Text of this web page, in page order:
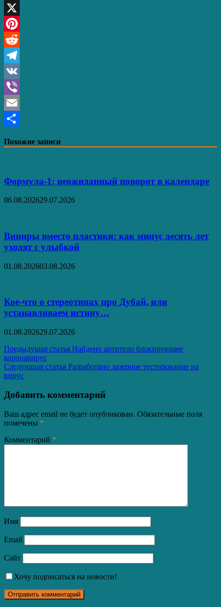
WhatsApp
X
Pinterest
Reddit
Telegram
VK
Viber
Email
Похожие записи
Формула-1: неожиданный поворот в календаре
06.08.202629.07.2026
Виниры вместо пластики: как минус десять лет
уходят с улыбкой
01.08.202603.08.2026
Кое-что о стереотипах про Дубай, или
устанавливаем истину…
01.08.202629.07.2026
Навигация
по
записям
Предыдущая статья Найдено антитело блокирующее
коронавирус
Следующая статья Разработано лазерное тестирование на
вирус
Добавить комментарий
Ваш адрес email не будет опубликован. Обязательные поля
помечены *
Комментарий *
Имя
Email
Сайт
Хочу подписаться на новости!